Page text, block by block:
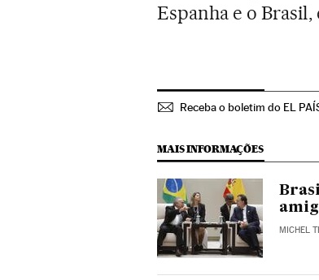
Espanha e o
Receba o boletim do EL
MAIS INFORMAÇÕES
MICHEL